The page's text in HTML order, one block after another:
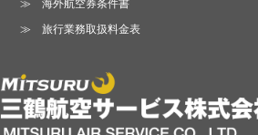
旅行業務取扱料金表